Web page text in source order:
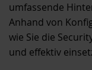
umfassende
Anhand von
wie Sie die
und effektiv